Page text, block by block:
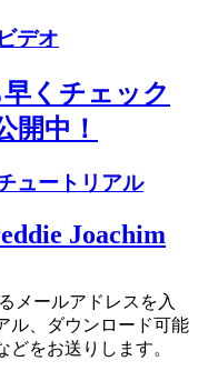
ビデオ
くチェック
中！
ュートリアル
Joachim
メールアドレスを入
ル、ダウンロード可能
をお送りします。